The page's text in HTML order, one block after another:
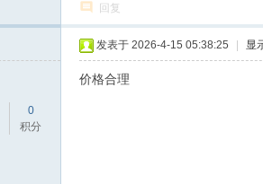
回复
0
积分
发表于 2026-4-15 05:38:25 显
价格合理